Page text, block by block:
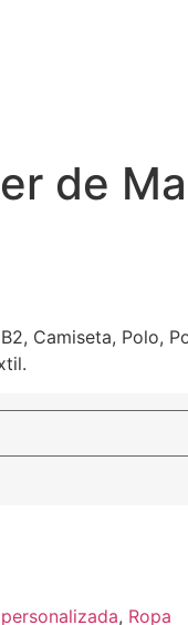
de
Camiseta, Polo,
, Ropa